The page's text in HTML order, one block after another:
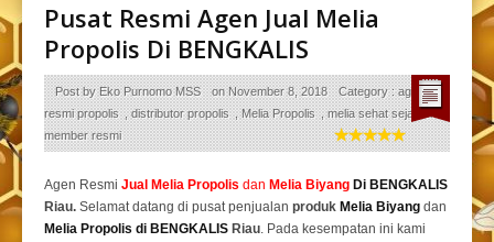
Pusat Resmi Agen Jual Melia
Propolis Di BENGKALIS
Post byEko Purnomo MSS onNovember 8, 2018 Category :agen
resmi propolis ,distributor propolis ,Melia Propolis ,melia sehat sejahtera
member resmi
Agen Resmi Jual Melia Propolis dan Melia Biyang Di BENGKALIS
Riau. Selamat datang di pusat penjualan produk Melia Biyang dan
Melia Propolis di BENGKALIS Riau. Pada kesempatan ini kami